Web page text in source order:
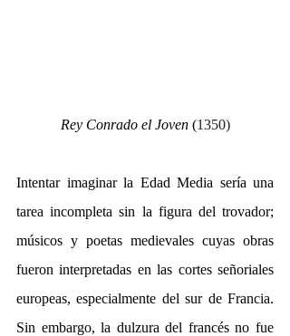
Rey Conrado el Joven (1350)
Intentar imaginar la Edad Media sería una
tarea incompleta sin la figura del trovador;
músicos y poetas medievales cuyas obras
fueron interpretadas en las cortes señoriales
europeas, especialmente del sur de Francia.
Sin embargo, la dulzura del francés no fue